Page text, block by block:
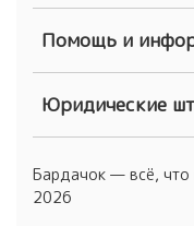
Помощь и
Юридические
Бардачок — всё,
2026